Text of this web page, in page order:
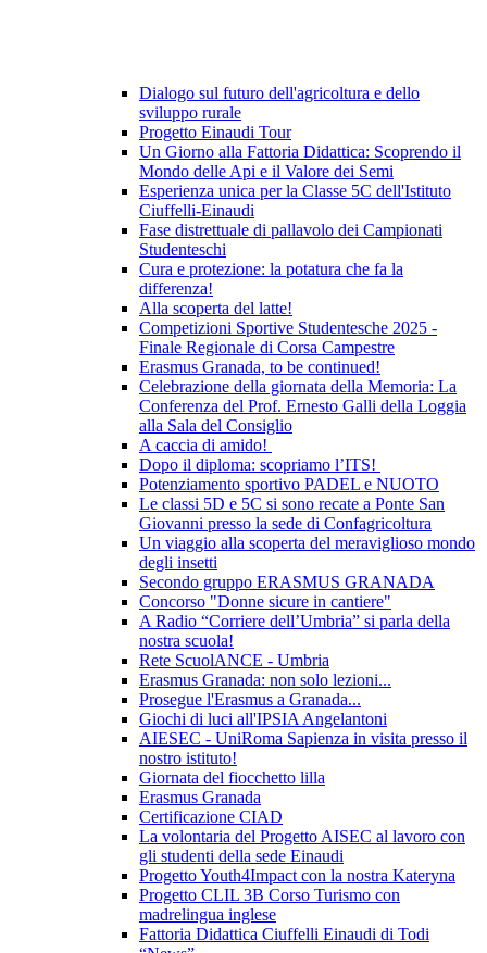
Dialogo sul futuro dell'agricoltura e dello
sviluppo rurale
Progetto Einaudi Tour
Un Giorno alla Fattoria Didattica: Scoprendo il
Mondo delle Api e il Valore dei Semi
Esperienza unica per la Classe 5C dell'Istituto
Ciuffelli-Einaudi
Fase distrettuale di pallavolo dei Campionati
Studenteschi
Cura e protezione: la potatura che fa la
differenza!
Alla scoperta del latte!
Competizioni Sportive Studentesche 2025 -
Finale Regionale di Corsa Campestre
Erasmus Granada, to be continued!
Celebrazione della giornata della Memoria: La
Conferenza del Prof. Ernesto Galli della Loggia
alla Sala del Consiglio
A caccia di amido!
Dopo il diploma: scopriamo l’ITS!
Potenziamento sportivo PADEL e NUOTO
Le classi 5D e 5C si sono recate a Ponte San
Giovanni presso la sede di Confagricoltura
Un viaggio alla scoperta del meraviglioso mondo
degli insetti
Secondo gruppo ERASMUS GRANADA
Concorso "Donne sicure in cantiere"
A Radio “Corriere dell’Umbria” si parla della
nostra scuola!
Rete ScuolANCE - Umbria
Erasmus Granada: non solo lezioni...
Prosegue l'Erasmus a Granada...
Giochi di luci all'IPSIA Angelantoni
AIESEC - UniRoma Sapienza in visita presso il
nostro istituto!
Giornata del fiocchetto lilla
Erasmus Granada
Certificazione CIAD
La volontaria del Progetto AISEC al lavoro con
gli studenti della sede Einaudi
Progetto Youth4Impact con la nostra Kateryna
Progetto CLIL 3B Corso Turismo con
madrelingua inglese
Fattoria Didattica Ciuffelli Einaudi di Todi